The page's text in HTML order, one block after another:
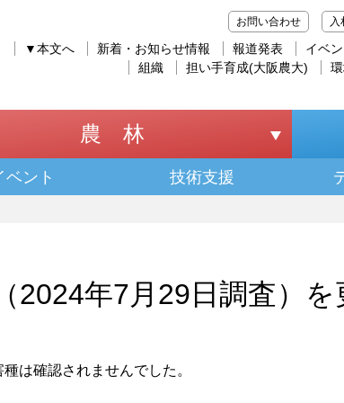
お問い合わせ 入
▼本文へ 新着・お知らせ情報 報道発表 イベ
組織
担い手育成(大阪農大)
農 林
ベント 技術支援
2024年7月29日調査）
は確認されませんでした。